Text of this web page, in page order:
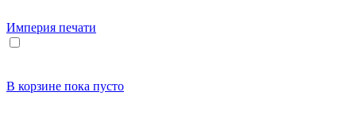
Империя печати
В корзине пока пусто